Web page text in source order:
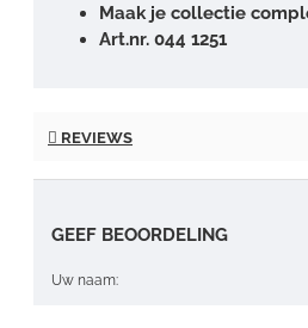
Maak je collectie
Art.nr. 044 1251
REVIEWS
GEEF BEOORDELING
Uw naam: